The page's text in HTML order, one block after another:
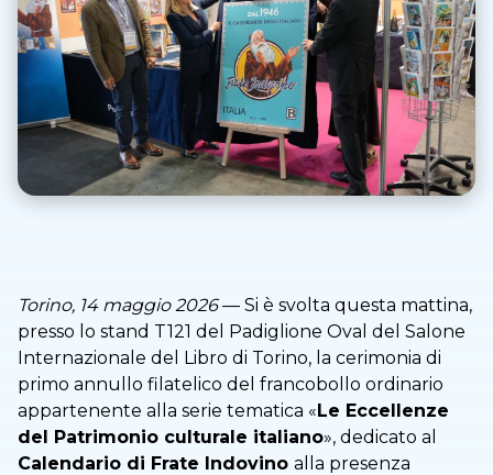
Torino, 14 maggio 2026— Si è svolta questa mattina,
presso lo stand T121 del Padiglione Oval del Salone
Internazionale del Libro di Torino, la cerimonia di
primo annullo filatelico del francobollo ordinario
appartenente alla serie tematica «Le Eccellenze
del Patrimonio culturale italiano», dedicato al
Calendario di Frate Indovino alla presenza